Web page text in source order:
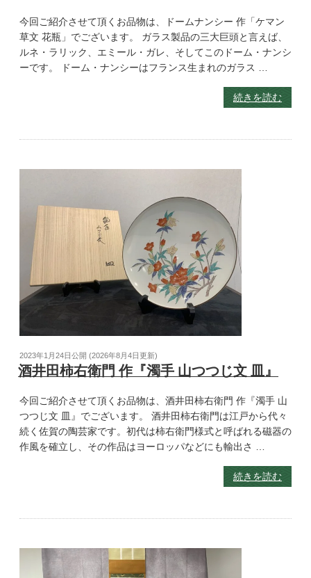
今回ご紹介させて頂くお品物は、ドームナンシー 作「ケマン
草文 花瓶」でございます。 ガラス製品の三大巨頭と言えば、
ルネ・ラリック、エミール・ガレ、そしてこのドーム・ナンシ
ーです。 ドーム・ナンシーはフランス生まれのガラス …
続きを読む
2023年1月24日公開 (2026年8月4日更新)
酒井田柿右衛門 作『濁手 山つつじ文 皿』
今回ご紹介させて頂くお品物は、酒井田柿右衛門 作『濁手 山
つつじ文 皿』でございます。 酒井田柿右衛門は江戸から代々
続く佐賀の陶芸家です。初代は柿右衛門様式と呼ばれる磁器の
作風を確立し、その作品はヨーロッパなどにも輸出さ …
続きを読む